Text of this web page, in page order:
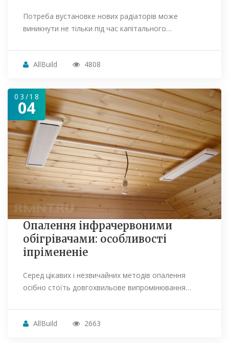
Потреба вустановке нових радіаторів може
виникнути не тільки під час капітального…
AllBuild 4808
03/18
04
Опалення інфрачервоними
обігрівачами: особливості
іпрімененіе
Серед цікавих і незвичайних методів опалення
осібно стоїть довгохвильове випромінювання…
AllBuild 2663